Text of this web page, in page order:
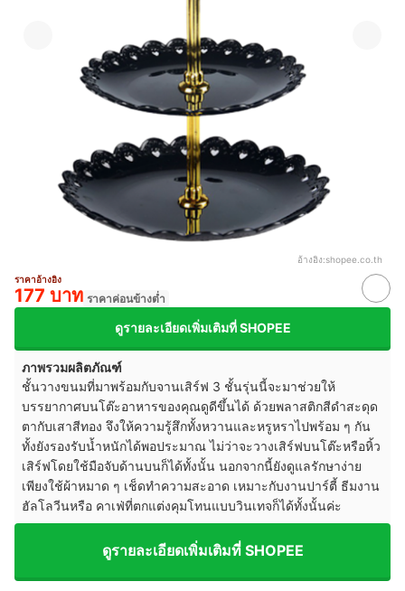
อ้างอิง:shopee.co.th
ราคาอ้างอิง
177 บาท ราคาค่อนข้างต่ำ
ดูรายละเอียดเพิ่มเติมที่ SHOPEE
ภาพรวมผลิตภัณฑ์
ชั้นวางขนมที่มาพร้อมกับจานเสิร์ฟ 3 ชั้นรุ่นนี้จะมาช่วยให้
บรรยากาศบนโต๊ะอาหารของคุณดูดีขึ้นได้ ด้วยพลาสติกสีดำสะดุด
ตากับเสาสีทอง จึงให้ความรู้สึกทั้งหวานและหรูหราไปพร้อม ๆ กัน
ทั้งยังรองรับน้ำหนักได้พอประมาณ ไม่ว่าจะวางเสิร์ฟบนโต๊ะหรือหิ้ว
เสิร์ฟโดยใช้มือจับด้านบนก็ได้ทั้งนั้น นอกจากนี้ยังดูแลรักษาง่าย
เพียงใช้ผ้าหมาด ๆ เช็ดทำความสะอาด เหมาะกับงานปาร์ตี้ ธีมงาน
ฮัลโลวีนหรือ คาเฟ่ที่ตกแต่งคุมโทนแบบวินเทจก็ได้ทั้งนั้นค่ะ
ดูรายละเอียดเพิ่มเติมที่ SHOPEE